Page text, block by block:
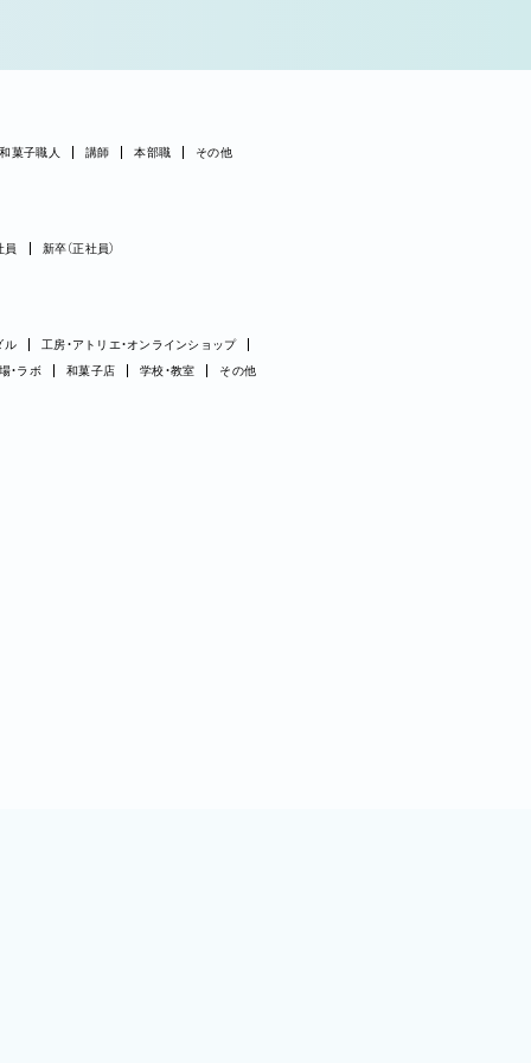
和菓子職人 講師 本部職 その他
員 新卒（正社員）
ル
工房・アトリエ・オンラインショップ
・ラボ 和菓子店 学校・教室 その他